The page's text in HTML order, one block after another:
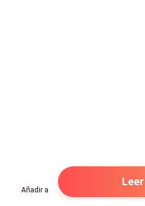
Su voz se quebró. Feroz.
Entonces la vio.
Añadir a
Leer